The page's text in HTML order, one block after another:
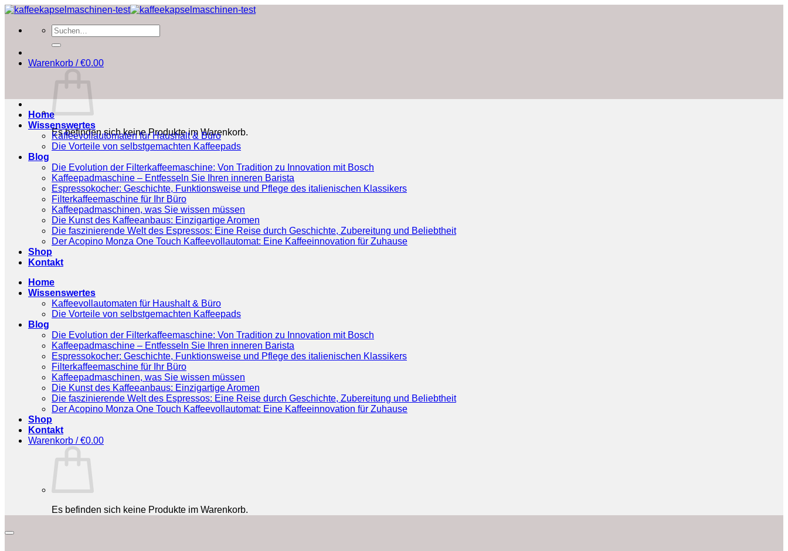
Zum
springen
Suchen
nach:
Warenkorb /€0.00
Es befinden sich keine Produkte im Warenkorb.
Home
Wissenswertes
Kaffeevollautomaten für Haushalt & Büro
Die Vorteile von selbstgemachten Kaffeepads
Blog
Die Evolution der Filterkaffeemaschine: Von Tradition zu Innovation mit Bosch
Kaffeepadmaschine – Entfesseln Sie Ihren inneren Barista
Espressokocher: Geschichte, Funktionsweise und Pflege des italienischen Klassikers
Filterkaffeemaschine für Ihr Büro
Kaffeepadmaschinen, was Sie wissen müssen
Die Kunst des Kaffeeanbaus: Einzigartige Aromen
Die faszinierende Welt des Espressos: Eine Reise durch Geschichte, Zubereitung und Beliebtheit
Der Acopino Monza One Touch Kaffeevollautomat: Eine Kaffeeinnovation für Zuhause
Shop
Kontakt
Home
Wissenswertes
Kaffeevollautomaten für Haushalt & Büro
Die Vorteile von selbstgemachten Kaffeepads
Blog
Die Evolution der Filterkaffeemaschine: Von Tradition zu Innovation mit Bosch
Kaffeepadmaschine – Entfesseln Sie Ihren inneren Barista
Espressokocher: Geschichte, Funktionsweise und Pflege des italienischen Klassikers
Filterkaffeemaschine für Ihr Büro
Kaffeepadmaschinen, was Sie wissen müssen
Die Kunst des Kaffeeanbaus: Einzigartige Aromen
Die faszinierende Welt des Espressos: Eine Reise durch Geschichte, Zubereitung und Beliebtheit
Der Acopino Monza One Touch Kaffeevollautomat: Eine Kaffeeinnovation für Zuhause
Shop
Kontakt
Warenkorb /€0.00
Es befinden sich keine Produkte im Warenkorb.